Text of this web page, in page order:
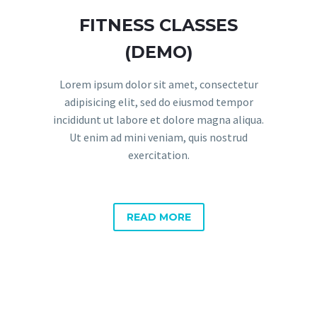
FITNESS CLASSES
(DEMO)
Lorem ipsum dolor sit amet, consectetur
adipisicing elit, sed do eiusmod tempor
incididunt ut labore et dolore magna aliqua.
Ut enim ad mini veniam, quis nostrud
exercitation.
READ MORE